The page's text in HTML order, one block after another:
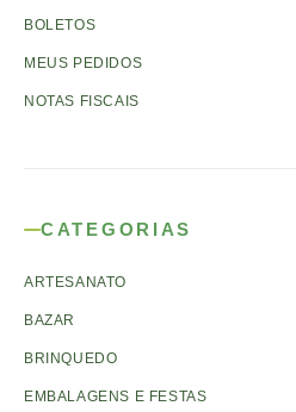
BOLETOS
MEUS PEDIDOS
NOTAS FISCAIS
CATEGORIAS
ARTESANATO
BAZAR
BRINQUEDO
EMBALAGENS E FESTAS